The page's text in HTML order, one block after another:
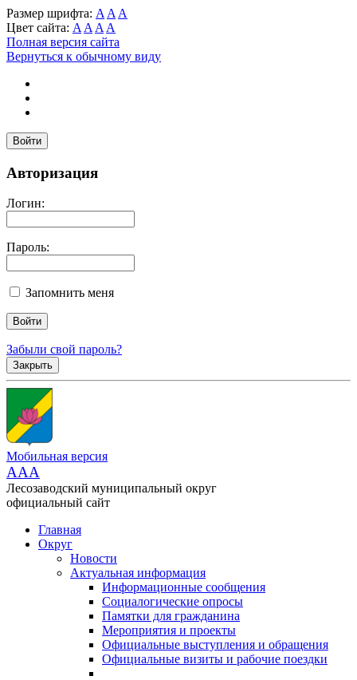
Размер шрифта: A A A
Цвет сайта: A A A A
Полная версия сайта
Вернуться к обычному виду
Войти
Авторизация
Логин:
Пароль:
Запомнить меня
Забыли свой пароль?
Закрыть
Мобильная версия
AAA
Лесозаводский муниципальный округ
официальный сайт
Главная
Округ
Новости
Актуальная информация
Информационные сообщения
Социалогические опросы
Памятки для гражданина
Мероприятия и проекты
Официальные выступления и обращения
Официальные визиты и рабочие поездки